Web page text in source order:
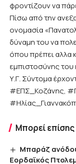
φροντίζουν να
Πίσω από την
ονομασία
δύναμη του να
όπου πρέπει αλλα
εμπιστοσύνης του
Υ.Γ. Σύντομα
#ΕΠΣ_Κοζάνης,
Μπορεί
Μπαράζ
Εορδαϊκός